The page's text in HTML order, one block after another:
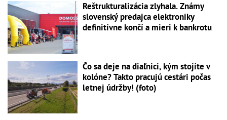
Reštrukturalizácia zlyhala. Známy
slovenský predajca elektroniky
definitívne končí a mieri k bankrotu
Čo sa deje na diaľnici, kým stojíte v
kolóne? Takto pracujú cestári počas
letnej údržby! (foto)